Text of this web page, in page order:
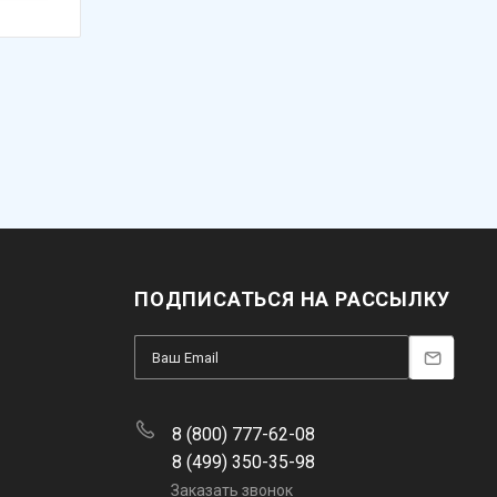
ПОДПИСАТЬСЯ НА РАССЫЛКУ
8 (800) 777-62-08
8 (499) 350-35-98
Заказать звонок